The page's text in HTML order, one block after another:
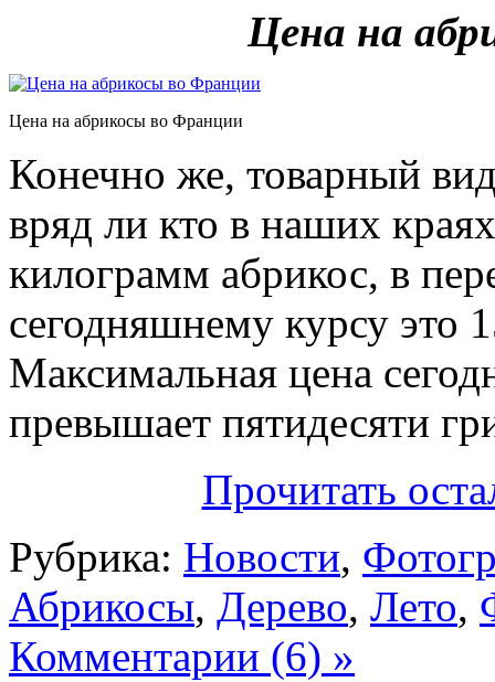
Цена на
Цена на абрикосы во Франции
Конечно же, товарный
вряд ли кто в наших
килограмм абрикос, в
сегодняшнему курсу это
Максимальная цена
превышает пятидесяти
Прочитать
Рубрика: Новости,
Абрикосы, Дерево, Лето,
Комментарии (6) »